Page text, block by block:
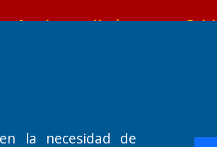
Anuales Horóscopo
855,
Director General de Contenidos:
la necesidad de